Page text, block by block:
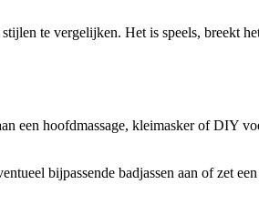
te vergelijken. Het is speels, breekt
een hoofdmassage, kleimasker of DIY
bijpassende badjassen aan of zet